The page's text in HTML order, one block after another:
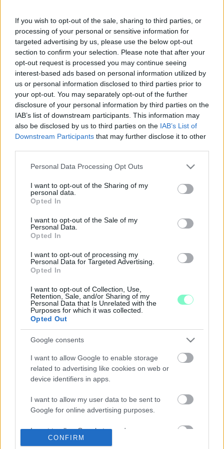
If you wish to opt-out of the sale, sharing to third parties, or
processing of your personal or sensitive information for
targeted advertising by us, please use the below opt-out
section to confirm your selection. Please note that after your
opt-out request is processed you may continue seeing
interest-based ads based on personal information utilized by
us or personal information disclosed to third parties prior to
your opt-out. You may separately opt-out of the further
disclosure of your personal information by third parties on the
IAB’s list of downstream participants. This information may
also be disclosed by us to third parties on the IAB’s List of
Downstream Participants that may further disclose it to other
Please note that this website/app uses one or more Google
not limited to your visit or usage behaviour. You may click to
grant or deny consent to Google and its third-party tags to
use your data for below specified purposes in below Google
consent section.
Personal Data Processing Opt Outs
I want to opt-out of the Sharing of my
personal data.
Opted In
I want to opt-out of the Sale of my
Personal Data.
Opted In
I want to opt-out of processing my
Personal Data for Targeted Advertising.
Opted In
I want to opt-out of Collection, Use,
Retention, Sale, and/or Sharing of my
Personal Data that Is Unrelated with the
Purposes for which it was collected.
Opted Out
Google consents
I want to allow Google to enable storage
related to advertising like cookies on web or
device identifiers in apps.
I want to allow my user data to be sent to
Google for online advertising purposes.
I want to allow Google to send me
personalized advertising.
CONFIRM
leveléből.
RÁPLI RÓBERT: AZ M86-OS ÉS AZ M87-ES
FEJLESZTÉSE NEM MARADHAT EL!
2026. július. 28. 17:27
Szombathely parlamenti képviselője levélben fordult Vitézy
Dávid miniszterhez.
SZOMBATHELYEN FOLYTATÓDIK AZ M86, M87
TERVBEMUTATÓ ÁGH PÉTER ROADSHOW
2026. február. 19. 11:42
A közgyűlésen tárja a nagyérdemű elé a 7,5 milliárd forintba
kerülő terveket.
KIVITELEZÉSÉNEK KÖZBESZERZÉSE
Az üzemeltetési, fenntartási és finanszírozási feladatok is a
pályázóé lesznek.
KIVITELI TERVEI
2026. január. 28. 17:50
elkezdődött.
JANUÁRBAN JELENTETTE BE LÁZÁR JÁNOS,
KÖRMEND 2X2 SÁVOS, GULYÁS GERGELY CSAK
MA BESZÉLT ARRÓL, HOGY DÖNTÖTT EZEKRŐL
A KORMÁNY
2025. december. 10. 14:05
A Kőszeg - Szombathely gyorsforgalmi története már 2017-től
6 ÉVE JELENTETTÉK BE, HOGY 3 ÉVEN BELÜL
MEGÉPÜL A SZOMBATHELY-KÖRMEND-
ZALAEGERSZEG KÖZÖTTI 2X2 SÁVOS
2025. november. 27. 12:42
Lázár János azonban most úgy adta el, mintha már terítenék az
aszfaltot Zala és Vas között. A sajtó nagy része meg meg is